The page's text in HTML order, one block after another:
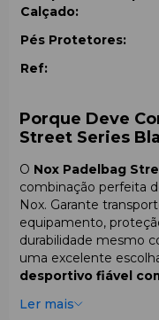
Calçado:
Pés Protetores:
Ref:
Porque Deve
Street Series
O Nox Padelbag
combinação perfeita
Nox. Garante transporte confortável de todo o
equipamento,
uma excelente
desportivo fiável
— a loja europeia
Ler mais